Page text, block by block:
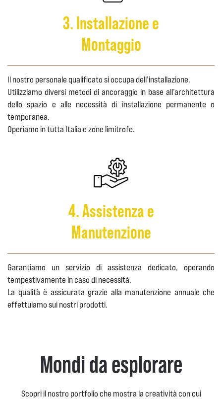
3. Installazione e
Montaggio
Il nostro personale qualificato si occupa dell’installazione.
Utilizziamo diversi metodi di ancoraggio in base all’architettura
dello spazio e alle necessità di installazione permanente o
temporanea.
Operiamo in tutta Italia e zone limitrofe.
4. Assistenza e
Manutenzione
Garantiamo un servizio di assistenza dedicato, operando
tempestivamente in caso di necessità.
La qualità è assicurata grazie alla manutenzione annuale che
effettuiamo sui nostri prodotti.
Mondi da esplorare
Scopri il nostro portfolio che mostra la creatività con cui